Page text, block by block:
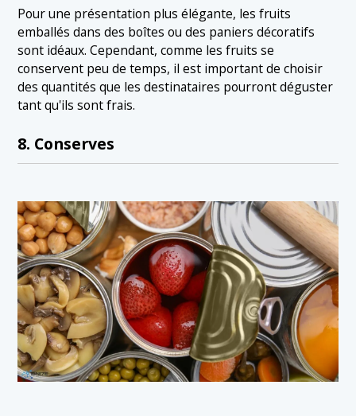
Pour une présentation plus élégante, les fruits
emballés dans des boîtes ou des paniers décoratifs
sont idéaux. Cependant, comme les fruits se
conservent peu de temps, il est important de choisir
des quantités que les destinataires pourront déguster
tant qu'ils sont frais.
8. Conserves